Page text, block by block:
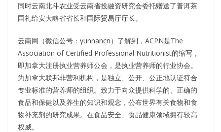
同时云南北斗农业受云南省投融资研究会委托赠送了普洱茶
国礼给安大略省省长和国际贸易厅厅长。
云南网（微信公号：yunnancn）了解到，ACPN是The
Association of Certified Professional Nutritionist的缩写，
即加拿大注册执业营养师公会，是执业营养师的行业协会。
为加拿大联邦非营利机构，是独立、公开、公正地认证符合
专业标准的营养师的组织。致力于向众提供科学的、正确的
食品和保健以及养生的知识和观念，公布世界有关食物和食
物补充剂的研究成果。在食品安全、食品健康领域拥有较高
权威。